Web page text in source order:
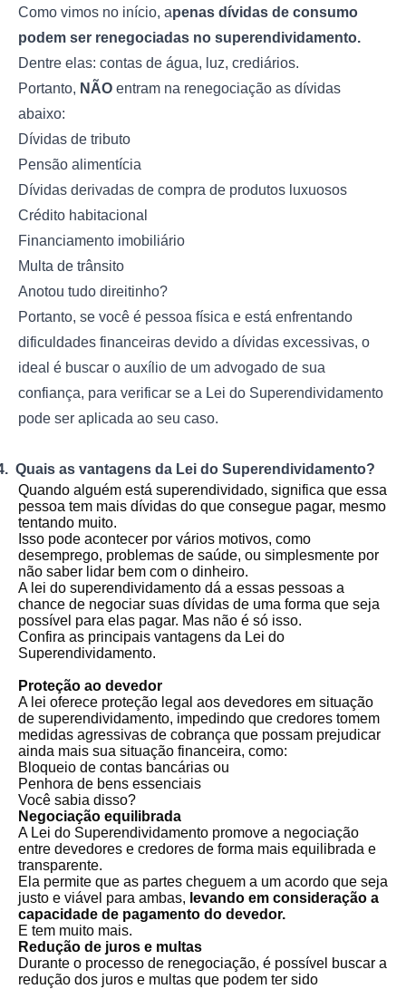
Como vimos no início, apenas dívidas de consumo
podem ser renegociadas no superendividamento.
Dentre elas: contas de água, luz, crediários.
Portanto, NÃO entram na renegociação as dívidas
abaixo:
Dívidas de tributo
Pensão alimentícia
Dívidas derivadas de compra de produtos luxuosos
Crédito habitacional
Financiamento imobiliário
Multa de trânsito
Anotou tudo direitinho?
Portanto, se você é pessoa física e está enfrentando
dificuldades financeiras devido a dívidas excessivas, o
ideal é buscar o auxílio de um advogado de sua
confiança, para verificar se a Lei do Superendividamento
pode ser aplicada ao seu caso.
Quais as vantagens da Lei do Superendividamento?
Quando alguém está superendividado, significa que essa
pessoa tem mais dívidas do que consegue pagar, mesmo
tentando muito.
Isso pode acontecer por vários motivos, como
desemprego, problemas de saúde, ou simplesmente por
não saber lidar bem com o dinheiro.
A lei do superendividamento dá a essas pessoas a
chance de negociar suas dívidas de uma forma que seja
possível para elas pagar. Mas não é só isso.
Confira as principais vantagens da Lei do
Superendividamento.
Proteção ao devedor
A lei oferece proteção legal aos devedores em situação
de superendividamento, impedindo que credores tomem
medidas agressivas de cobrança que possam prejudicar
ainda mais sua situação financeira, como:
Bloqueio de contas bancárias ou
Penhora de bens essenciais
Você sabia disso?
Negociação equilibrada
A Lei do Superendividamento promove a negociação
entre devedores e credores de forma mais equilibrada e
transparente.
Ela permite que as partes cheguem a um acordo que seja
justo e viável para ambas, levando em consideração a
capacidade de pagamento do devedor.
E tem muito mais.
Redução de juros e multas
Durante o processo de renegociação, é possível buscar a
redução dos juros e multas que podem ter sido